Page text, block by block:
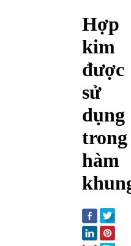
Hợp
kim
được
sử
dụng
trong
hàm